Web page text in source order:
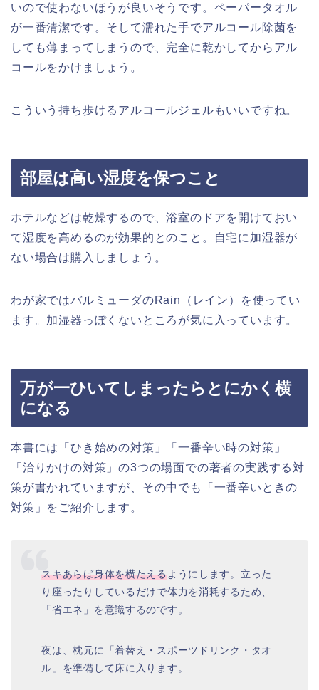
いので使わないほうが良いそうです。ペーパータオル
が一番清潔です。そして濡れた手でアルコール除菌を
しても薄まってしまうので、完全に乾かしてからアル
コールをかけましょう。
こういう持ち歩けるアルコールジェルもいいですね。
部屋は高い湿度を保つこと
ホテルなどは乾燥するので、浴室のドアを開けておい
て湿度を高めるのが効果的とのこと。自宅に加湿器が
ない場合は購入しましょう。
わが家ではバルミューダのRain（レイン）を使ってい
ます。加湿器っぽくないところが気に入っています。
万が一ひいてしまったらとにかく横
になる
本書には「ひき始めの対策」「一番辛い時の対策」
「治りかけの対策」の3つの場面での著者の実践する対
策が書かれていますが、その中でも「一番辛いときの
対策」をご紹介します。
スキあらば身体を横たえるようにします。立った
り座ったりしているだけで体力を消耗するため、
「省エネ」を意識するのです。
夜は、枕元に「着替え・スポーツドリンク・タオ
ル」を準備して床に入ります。